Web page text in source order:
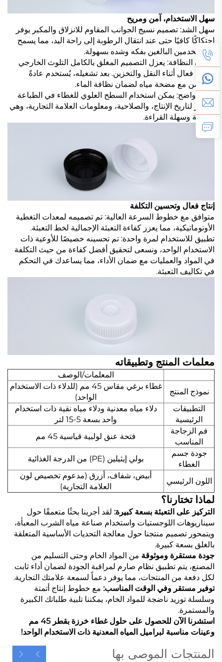
سهل الاستخدام، آمن ومريح
سهل الشد: تصميم نسيج الجوانب المقاوم للانزلاق والمكبر يوفر
احتكاكًا كافيًا حتى عند انتقال الرطوبة إلى راحة اليد، مما يسمح
للمستخدمين البالغين بفكه وشده بسهولة.
ضمان النظافة: يعزل التصميم المغلق بالكامل التلوث الخارجي
بشكل فعال أثناء النقل والتخزين. بعد تشغيله، يُستخدم عادةً
بالتزامن مع مضخة مياه لضمان نظافة الماء.
تحديد واضح: يمكن استخدام السطح العلوي للغطاء في الطباعة
بالليزر لتاريخ الإنتاج، والصلاحية، ومعلومات العلامة التجارية، وهي
واضحة وسهلة القراءة.
إنتاج فعال وتحسين التكلفة
متوافق مع خطوط السرعة العالية: تم تصميمه لمعدات التغطية
الأوتوماتيكية، مما يعزز كفاءة التعبئة الإجمالية لخط التعبئة.
تطبيق للاستخدام لمرة واحدة: تم تحسينه خصيصًا للأوعية ذات
الاستخدام الواحد، ونسعى لتحقيق أفضل كفاءة من حيث التكلفة
في المواد والعمليات مع ضمان الأداء، مما يساعدك في التحكم
في تكاليف التعبئة.
معلمات المنتج وتطبيقاته
المعلمات/الوصف
نموذج المنتج
غطاء برغي مقاس 45 مم (للدلاء ذات الاستخدام
الواحد)
التطبيقات
الرئيسية
دلاء مياه معدنية ودلاء مياه نقية ذات استخدام
واحد بسعة 5-15 لتر
فم الزجاجة
المناسب
فتحة عنق لولبية قياسية 45 مم
جودة جسم
الغطاء
بولي إيثيلين (PE) من الدرجة الغذائية
اللون الرئيسي
أبيض، شفاف، أزرق (مدعوم تخصيص لون
العلامة التجارية)
لماذا تختارنا؟
التركيز على التعبئة بسعة كبيرة: لقد أجرينا بحثًا متعمقًا حول
سيناريوهات اللوجستيات واستخدام صناعة مياه الشرب المعبأة،
ويتمحور تصميم منتجنا حول معالجة التحديات الأساسية المتعلقة
بالغلق بسعة كبيرة.
جودة مستقرة وموثوقة من المواد الخام وحتى التسليم من
المصنع، يتم تطبيق نظام صارم لمراقبة الجودة لضمان أداء ثابت
لكل دفعة من المنتجات، مما يوفر دعماً لسمعة علامتك التجارية.
توفير مستقر وفي الوقت المناسب: مع خطوط إنتاج أتمتة
وسلسلة توريد ناضجة للمواد الخام، يمكننا تلبية طلباتك الكبيرة
والمستمرة.
استشرنا الآن للحصول على حلول غطاء خرزة بقطر 45 مم
وعينات مناسبة لبراميل المياه المعدنية ذات الاستخدام الواحد!
المنتجات الموصى بها